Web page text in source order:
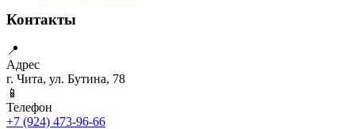
Контакты
📍
Адрес
г. Чита, ул. Бутина, 78
📱
Телефон
+7 (924) 473-96-66